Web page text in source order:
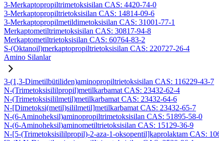
3-Merkaptopropiltrimetoksisilan CAS: 4420-74-0
3-Merkaptopropiltrietoksisilan CAS: 14814-09-6
3-Merkaptopropilmetildimetoksisilan CAS: 31001-77-1
Merkaptometiltrimetoksisilan CAS: 30817-94-8
Merkaptometiltrietoksisilan CAS: 60764-83-2
S-(Oktanoil)merkaptopropiltrietoksisilan CAS: 220727-26-4
Amino Silanlar
3-(1,3-Dimetilbütiliden)aminopropiltrietoksisilan CAS: 116229-43-7
N-(Trimetoksisililpropil)metilkarbamat CAS: 23432-62-4
N-(Trimetoksisililmetil)metilkarbamat CAS: 23432-64-6
N-[Dimetoksi(metil)sililmetil]metilkarbamat CAS: 23432-65-7
N-(6-Aminoheksil)aminopropiltrimetoksisilan CAS: 51895-58-0
N-(6-Aminoheksil)aminometiltrietoksisilan CAS: 15129-36-9
N-[5-(Trimetoksisililpropil)-2-aza-1-oksopentil]kaprolaktam CAS: